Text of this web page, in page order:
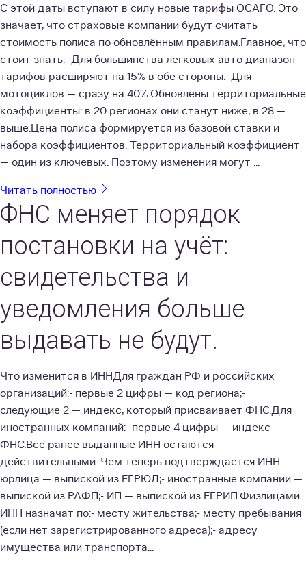
С этой даты вступают в силу новые тарифы ОСАГО. Это
значает, что страховые компании будут считать
стоимость полиса по обновлённым правилам.Главное, что
стоит знать:- Для большинства легковых авто диапазон
тарифов расширяют на 15% в обе стороны.- Для
мотоциклов — сразу на 40%.Обновлены территориальные
коэффициенты: в 20 регионах они станут ниже, в 28 —
выше.Цена полиса формируется из базовой ставки и
набора коэффициентов. Территориальный коэффициент
— один из ключевых. Поэтому изменения могут ...
Читать полностью
ФНС меняет порядок
постановки на учёт:
свидетельства и
уведомления больше
выдавать не будут.
Что изменится в ИННДля граждан РФ и российских
организаций:- первые 2 цифры — код региона;-
следующие 2 — индекс, который присваивает ФНС.Для
иностранных компаний:- первые 4 цифры — индекс
ФНС.Все ранее выданные ИНН остаются
действительными. Чем теперь подтверждается ИНН-
юрлица — выпиской из ЕГРЮЛ;- иностранные компании —
выпиской из РАФП;- ИП — выпиской из ЕГРИП.Физлицами
ИНН назначат по:- месту жительства;- месту пребывания
(если нет зарегистрированного адреса);- адресу
имущества или транспорта...